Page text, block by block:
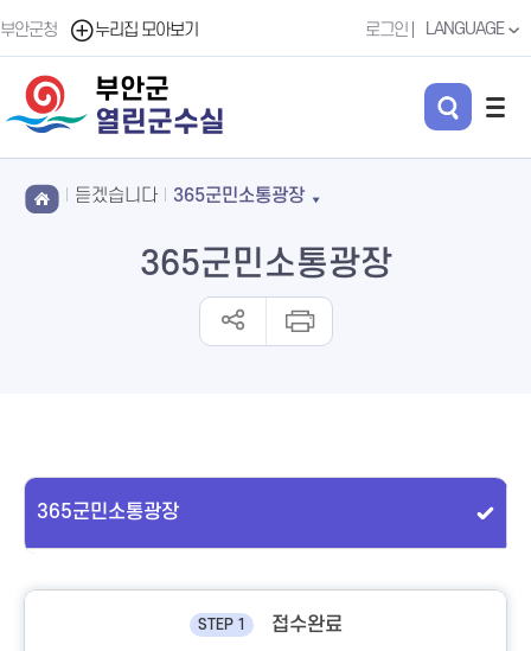
부안군청 누리집 모아보기 로그인 LANGUAGE
부안군
열린군수실
듣겠습니다 365군민소통광장
365군민소통광장
365군민소통광장
STEP 1 접수완료